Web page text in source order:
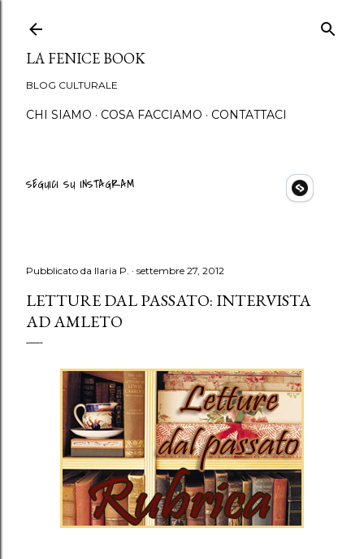
LA FENICE BOOK
BLOG CULTURALE
CHI SIAMO COSA FACCIAMO CONTATTACI
SEGUICI SU INSTAGRAM
Pubblicato da Ilaria P. settembre 27, 2012
LETTURE DAL PASSATO: INTERVISTA
AD AMLETO